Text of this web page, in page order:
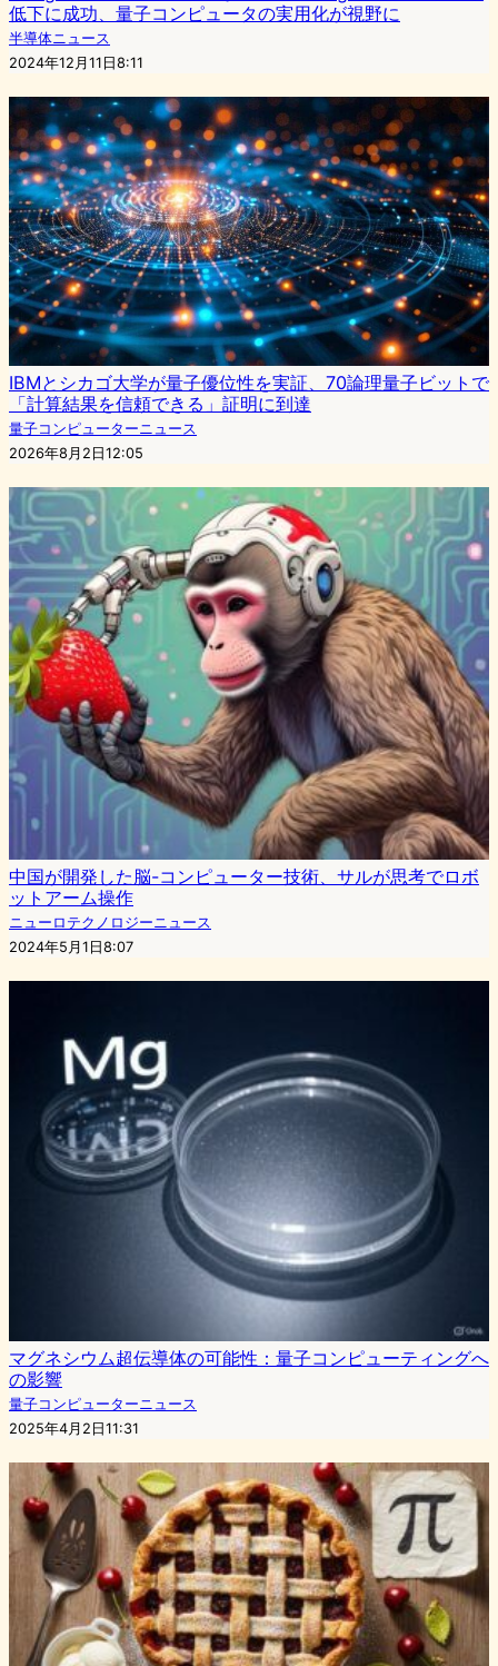
低下に成功、量子コンピュータの実用化が視野に
半導体ニュース
2024年12月11日8:11
IBMとシカゴ大学が量子優位性を実証、70論理量子ビットで
「計算結果を信頼できる」証明に到達
量子コンピューターニュース
2026年8月2日12:05
中国が開発した脳-コンピューター技術、サルが思考でロボ
ットアーム操作
ニューロテクノロジーニュース
2024年5月1日8:07
マグネシウム超伝導体の可能性：量子コンピューティングへ
の影響
量子コンピューターニュース
2025年4月2日11:31